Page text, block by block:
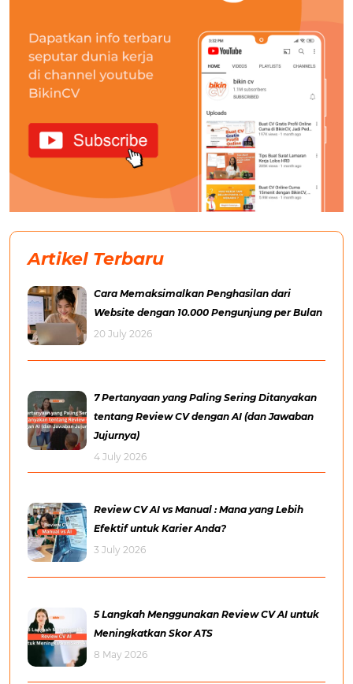
Artikel Terbaru
Cara Memaksimalkan Penghasilan dari
Website dengan 10.000 Pengunjung per Bulan
20 July 2026
7 Pertanyaan yang Paling Sering Ditanyakan
tentang Review CV dengan AI (dan Jawaban
Jujurnya)
4 July 2026
Review CV AI vs Manual : Mana yang Lebih
Efektif untuk Karier Anda?
3 July 2026
5 Langkah Menggunakan Review CV AI untuk
Meningkatkan Skor ATS
8 May 2026